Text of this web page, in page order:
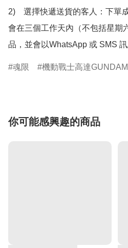
2)　選擇快遞送貨的客人：下單
會在三個工作天內（不包括星期
品，並會以WhatsApp 或 SMS 訊
魂限 機動戰士高達GUNDAM
你可能感興趣的商品